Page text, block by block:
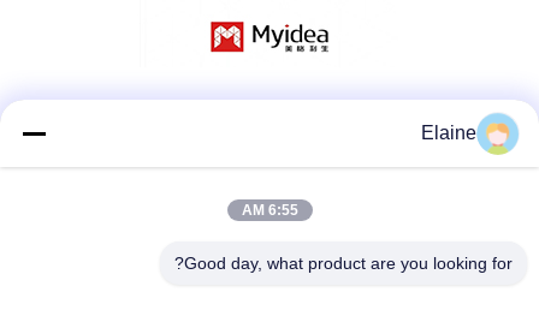
Elaine
6:55 AM
Good day, what product are you looking for?